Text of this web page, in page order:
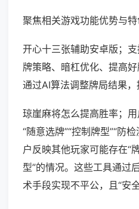
聚焦相关游戏功能优势与特
开心十三张辅助安卓版；
牌策略、暗杠优化、提高好
通过AI算法调整牌局结果，
琼崖麻将怎么提高胜率；
“随意选牌”“控制牌型”“防
户反映其他玩家可能存在“
型”的情况。这些工具通过
术手段实现不平公，且“安全